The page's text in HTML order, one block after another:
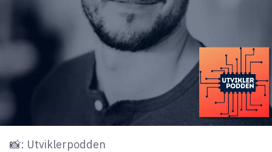
📸: Utviklerpodden
tilgjengelighet
ukas koder
lys modus